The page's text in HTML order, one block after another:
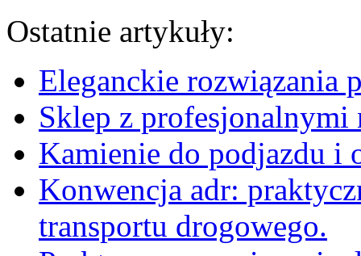
Ostatnie artykuły:
Eleganckie rozwiązania
Sklep z profesjonalnymi
Kamienie do podjazdu i
Konwencja adr:
transportu drogowego.